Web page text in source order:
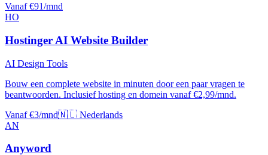
Vanaf €91/mnd
HO
Hostinger AI Website Builder
AI Design Tools
Bouw een complete website in minuten door een paar vragen te
beantwoorden. Inclusief hosting en domein vanaf €2,99/mnd.
Vanaf €3/mnd🇳🇱 Nederlands
AN
Anyword